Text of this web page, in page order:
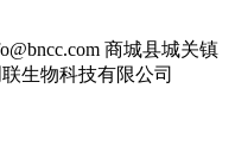
商城县城关镇
生物科技有限公司